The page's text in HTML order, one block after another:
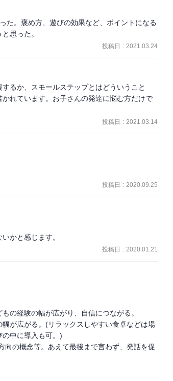
た。褒め方、遊びの効果など、ポイントになる
思った。
投稿日 : 2021.03.24
るか、スモールステップとはどういうこと
れています。お子さんの発達に悩む方だけで
投稿日 : 2021.03.14
らありません。発達障害に関しての知識は、
ましたが、子どもとの接し方において新しい
容でした。声を掛けても全く反応が無い、ま
自身小学校4年生くらいまでは、年長者が他に
その際は本書に書かれている内容で応対して
したが、定型発達の子どもならこの本に書か
れ以外想像できませんが……。子どもというの
当に自主性に任せる訳でもないでしょうし、
投稿日 : 2020.09.25
かと感じます。
投稿日 : 2020.01.21
の経験の幅が広がり、自信につながる。
が広がる。(リラックスしやすい食卓などは場
中に導入も可。)
向の概念等。あえて最後まで言わず、発話を促